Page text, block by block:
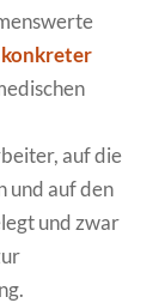
auf die
und auf den
und zwar